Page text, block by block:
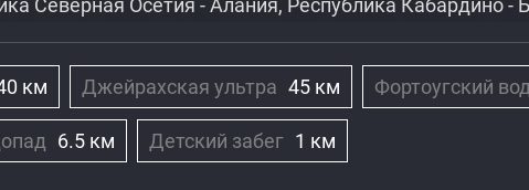
Северная Осетия - Алания, Республика Кабардино -
км Джейрахская ультра 45 км Фортоугский
6.5 км Детский забег 1 км